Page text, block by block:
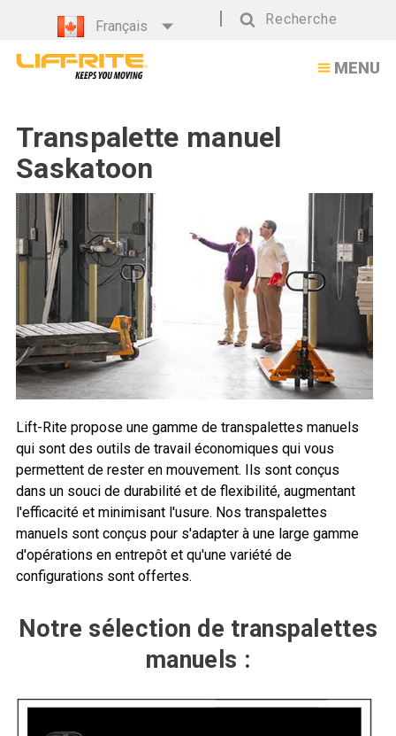
Français
Recherche
MENU
Transpalette manuel
Saskatoon
Lift-Rite propose une gamme de transpalettes manuels
qui sont des outils de travail économiques qui vous
permettent de rester en mouvement. Ils sont conçus
dans un souci de durabilité et de flexibilité, augmentant
l'efficacité et minimisant l'usure. Nos transpalettes
manuels sont conçus pour s'adapter à une large gamme
d'opérations en entrepôt et qu'une variété de
configurations sont offertes.
Notre sélection de transpalettes
manuels :